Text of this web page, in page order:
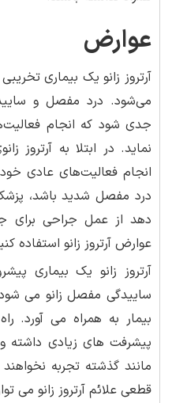
عوارض
آرتروز زانو یک بیماری
می‌شود. درد مفصل و
جدی شود که انجام
نماید. در ابتلا به آرتروز
انجام فعالیت‌های عادی
درد مفصل شدید باشد،
دهد از عمل جراحی برای
عوارض آرتروز زانو استفاده
آرتروز زانو یک بیماری
ساییدگی مفصل زانو می شود
بیمار به همراه می آورد.
پیشرفت های زیادی داشته و
مانند گذشته تجربه